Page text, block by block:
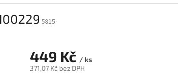
5815
449 Kč / ks
371,07 Kč bez DPH